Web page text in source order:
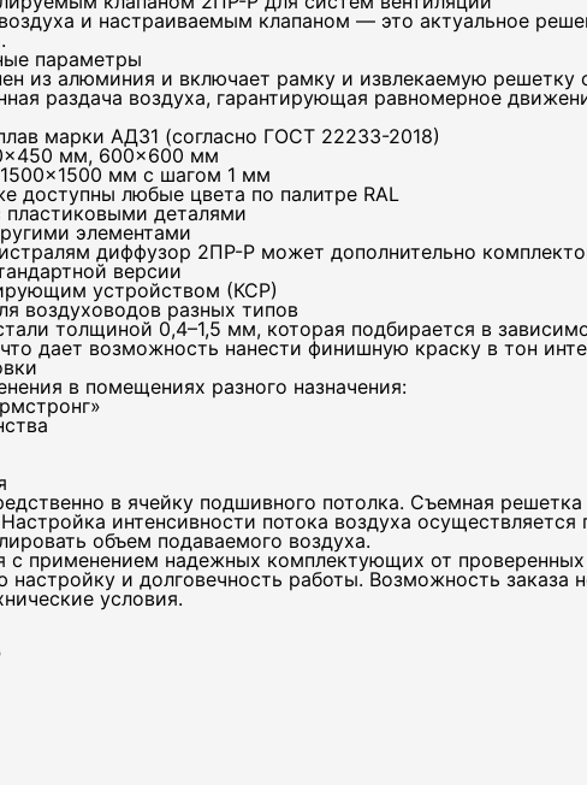
и настраиваемым клапаном — это актуальное
параметры
из алюминия и включает рамку и извлекаемую решетку
раздача воздуха, гарантирующая равномерное
марки АД31 (согласно ГОСТ 22233-2018)
мм, 600×600 мм
мм с шагом 1 мм
доступны любые цвета по палитре RAL
деталями
элементами
диффузор 2ПР-Р может дополнительно
версии
устройством (КСР)
воздуховодов разных типов
толщиной 0,4–1,5 мм, которая подбирается в
дает возможность нанести финишную краску в тон
в помещениях разного назначения:
в ячейку подшивного потолка. Съемная
интенсивности потока воздуха
объем подаваемого воздуха.
с применением надежных комплектующих от
и долговечность работы. Возможность заказа
условия.
Телефон
Даю согласие на обработку персональных